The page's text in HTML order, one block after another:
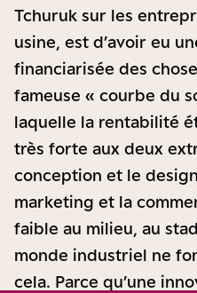
Tchuruk sur les
usine, est d’avoir eu
financiarisée des
fameuse « courbe du
laquelle la rentabilité
très forte aux deux
conception et le
marketing et la
faible au milieu, au
monde industriel ne
cela. Parce qu’une